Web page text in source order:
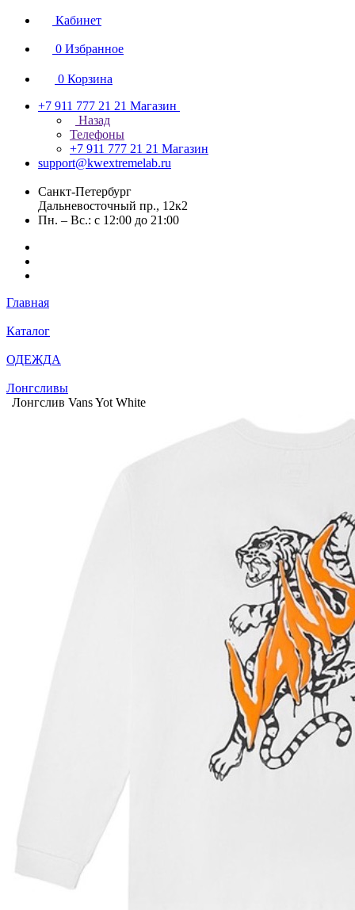
Кабинет
0 Избранное
0 Корзина
+7 911 777 21 21 Магазин
Назад
Телефоны
+7 911 777 21 21 Магазин
support@kwextremelab.ru
Санкт-Петербург
Дальневосточный пр., 12к2
Пн. – Вс.: с 12:00 до 21:00
Главная
Каталог
ОДЕЖДА
Лонгсливы
Лонгслив Vans Yot White